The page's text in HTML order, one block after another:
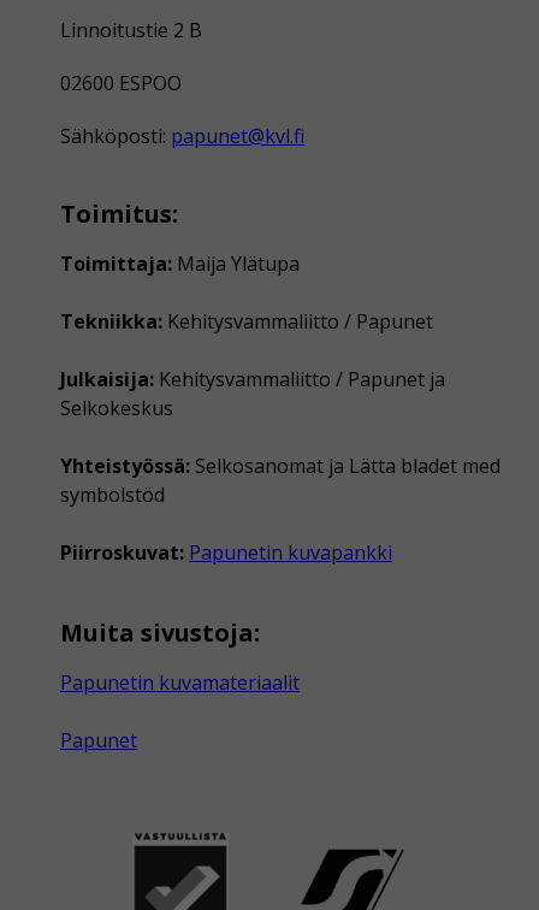
Linnoitustie 2 B
02600 ESPOO
Sähköposti: papunet@kvl.fi
Toimitus:
Toimittaja: Maija Ylätupa
Tekniikka: Kehitysvammaliitto / Papunet
Julkaisija: Kehitysvammaliitto / Papunet ja
Selkokeskus
Yhteistyössä: Selkosanomat ja Lätta bladet med
symbolstöd
Piirroskuvat: Papunetin kuvapankki
Muita sivustoja:
Papunetin kuvamateriaalit
Papunet